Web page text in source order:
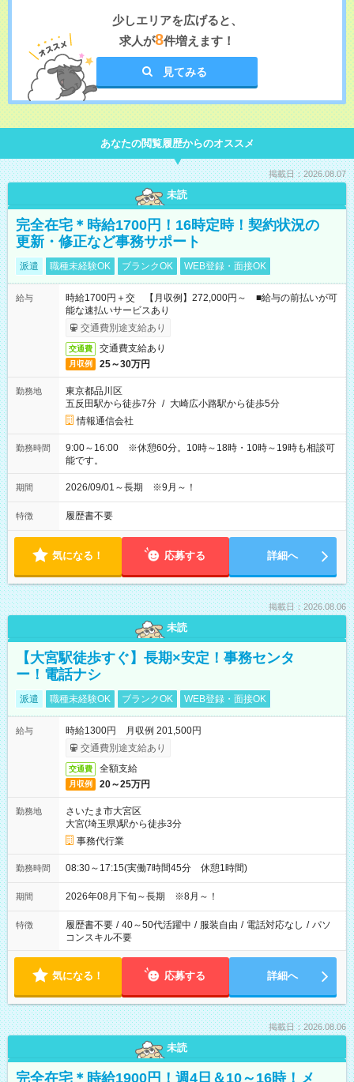
少しエリアを広げると、
求人が8件増えます！
見てみる
あなたの閲覧履歴からのオススメ
掲載日：2026.08.07
未読
完全在宅＊時給1700円！16時定時！契約状況の
更新・修正など事務サポート
派遣 職種未経験OK ブランクOK WEB登録・面接OK
給与
時給1700円＋交 【月収例】272,000円～ ■給与の前払いが可
能な速払いサービスあり
交通費別途支給あり
交通費 交通費支給あり
月収例 25～30万円
勤務地
東京都品川区
五反田駅から徒歩7分 / 大崎広小路駅から徒歩5分
情報通信会社
勤務時間
9:00～16:00 ※休憩60分。10時～18時・10時～19時も相談可
能です。
期間 2026/09/01～長期 ※9月～！
特徴 履歴書不要
気になる！ 応募する 詳細へ
掲載日：2026.08.06
未読
【大宮駅徒歩すぐ】長期×安定！事務センタ
ー！電話ナシ
派遣 職種未経験OK ブランクOK WEB登録・面接OK
給与
時給1300円 月収例 201,500円
交通費別途支給あり
交通費 全額支給
月収例 20～25万円
勤務地
さいたま市大宮区
大宮(埼玉県)駅から徒歩3分
事務代行業
勤務時間 08:30～17:15(実働7時間45分 休憩1時間)
期間 2026年08月下旬～長期 ※8月～！
特徴 履歴書不要 / 40～50代活躍中 / 服装自由 / 電話対応なし / パソ
コンスキル不要
気になる！ 応募する 詳細へ
掲載日：2026.08.06
未読
完全在宅＊時給1900円！週4日＆10～16時！メ